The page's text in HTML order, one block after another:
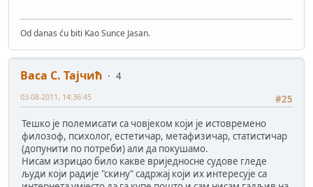
Od danas ću biti Kao Sunce Jasan.
Васа С. Тајчић
4
#25
03-08-2011, 14:36:45
Тешко је полемисати са човјеком који је истовремено
филозоф, психолог, естетичар, метафизичар, статистичар
(допунити по потреби) али да покушамо.
Нисам изрицао било какве вриједносне судове гледе
људи који радије "скину" садржај који их интересује са